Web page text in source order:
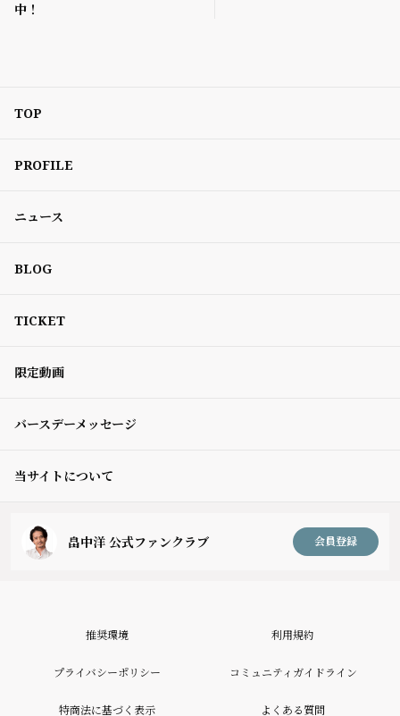
中！
TOP
PROFILE
ニュース
BLOG
TICKET
限定動画
バースデーメッセージ
当サイトについて
畠中洋 公式ファンクラブ 会員登録
推奨環境 利用規約
プライバシーポリシー コミュニティガイドライン
特商法に基づく表示 よくある質問